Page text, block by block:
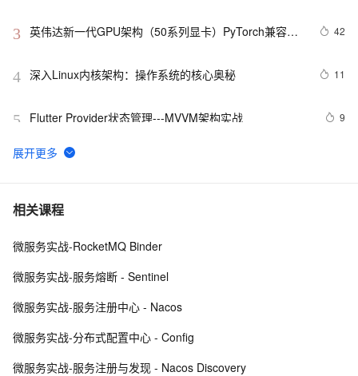
3 英伟达新一代GPU架构（50系列显卡）PyTorch兼容性
42
4 深入Linux内核架构：操作系统的核心奥秘 11
5 Flutter Provider状态管理---MVVM架构实战 9
6 架构设计第一讲：架构设计相关面试题汇总
7 基于 Serverless 架构的 CI/CD 框架：Serverless-cd
8 基于 Serverless 架构的头像漫画风处理小程序
10jQuery技术内幕：深入解析jQuery架构设计与实现原
相关课程
微服务实战-RocketMQ Binder
微服务实战-服务熔断 - Sentinel
微服务实战-服务注册中心 - Nacos
微服务实战-分布式配置中心 - Config
微服务实战-服务注册与发现 - Nacos Discovery